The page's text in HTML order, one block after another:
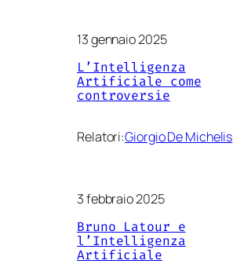
13 gennaio 2025
L’Intelligenza
Artificiale come
controversie
Relatori:Giorgio De Michelis
3 febbraio 2025
Bruno Latour e
l’Intelligenza
Artificiale